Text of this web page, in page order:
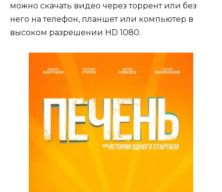
можно скачать видео через торрент или без
него на телефон, планшет или компьютер в
высоком разрешении HD 1080.